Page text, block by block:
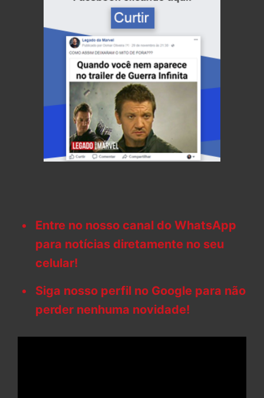
Entre no nosso canal do WhatsApp
para notícias diretamente no seu
celular!
Siga nosso perfil no Google para não
perder nenhuma novidade!